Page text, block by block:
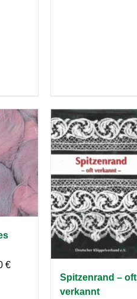
€
Spitzenrand – oft
verkannt